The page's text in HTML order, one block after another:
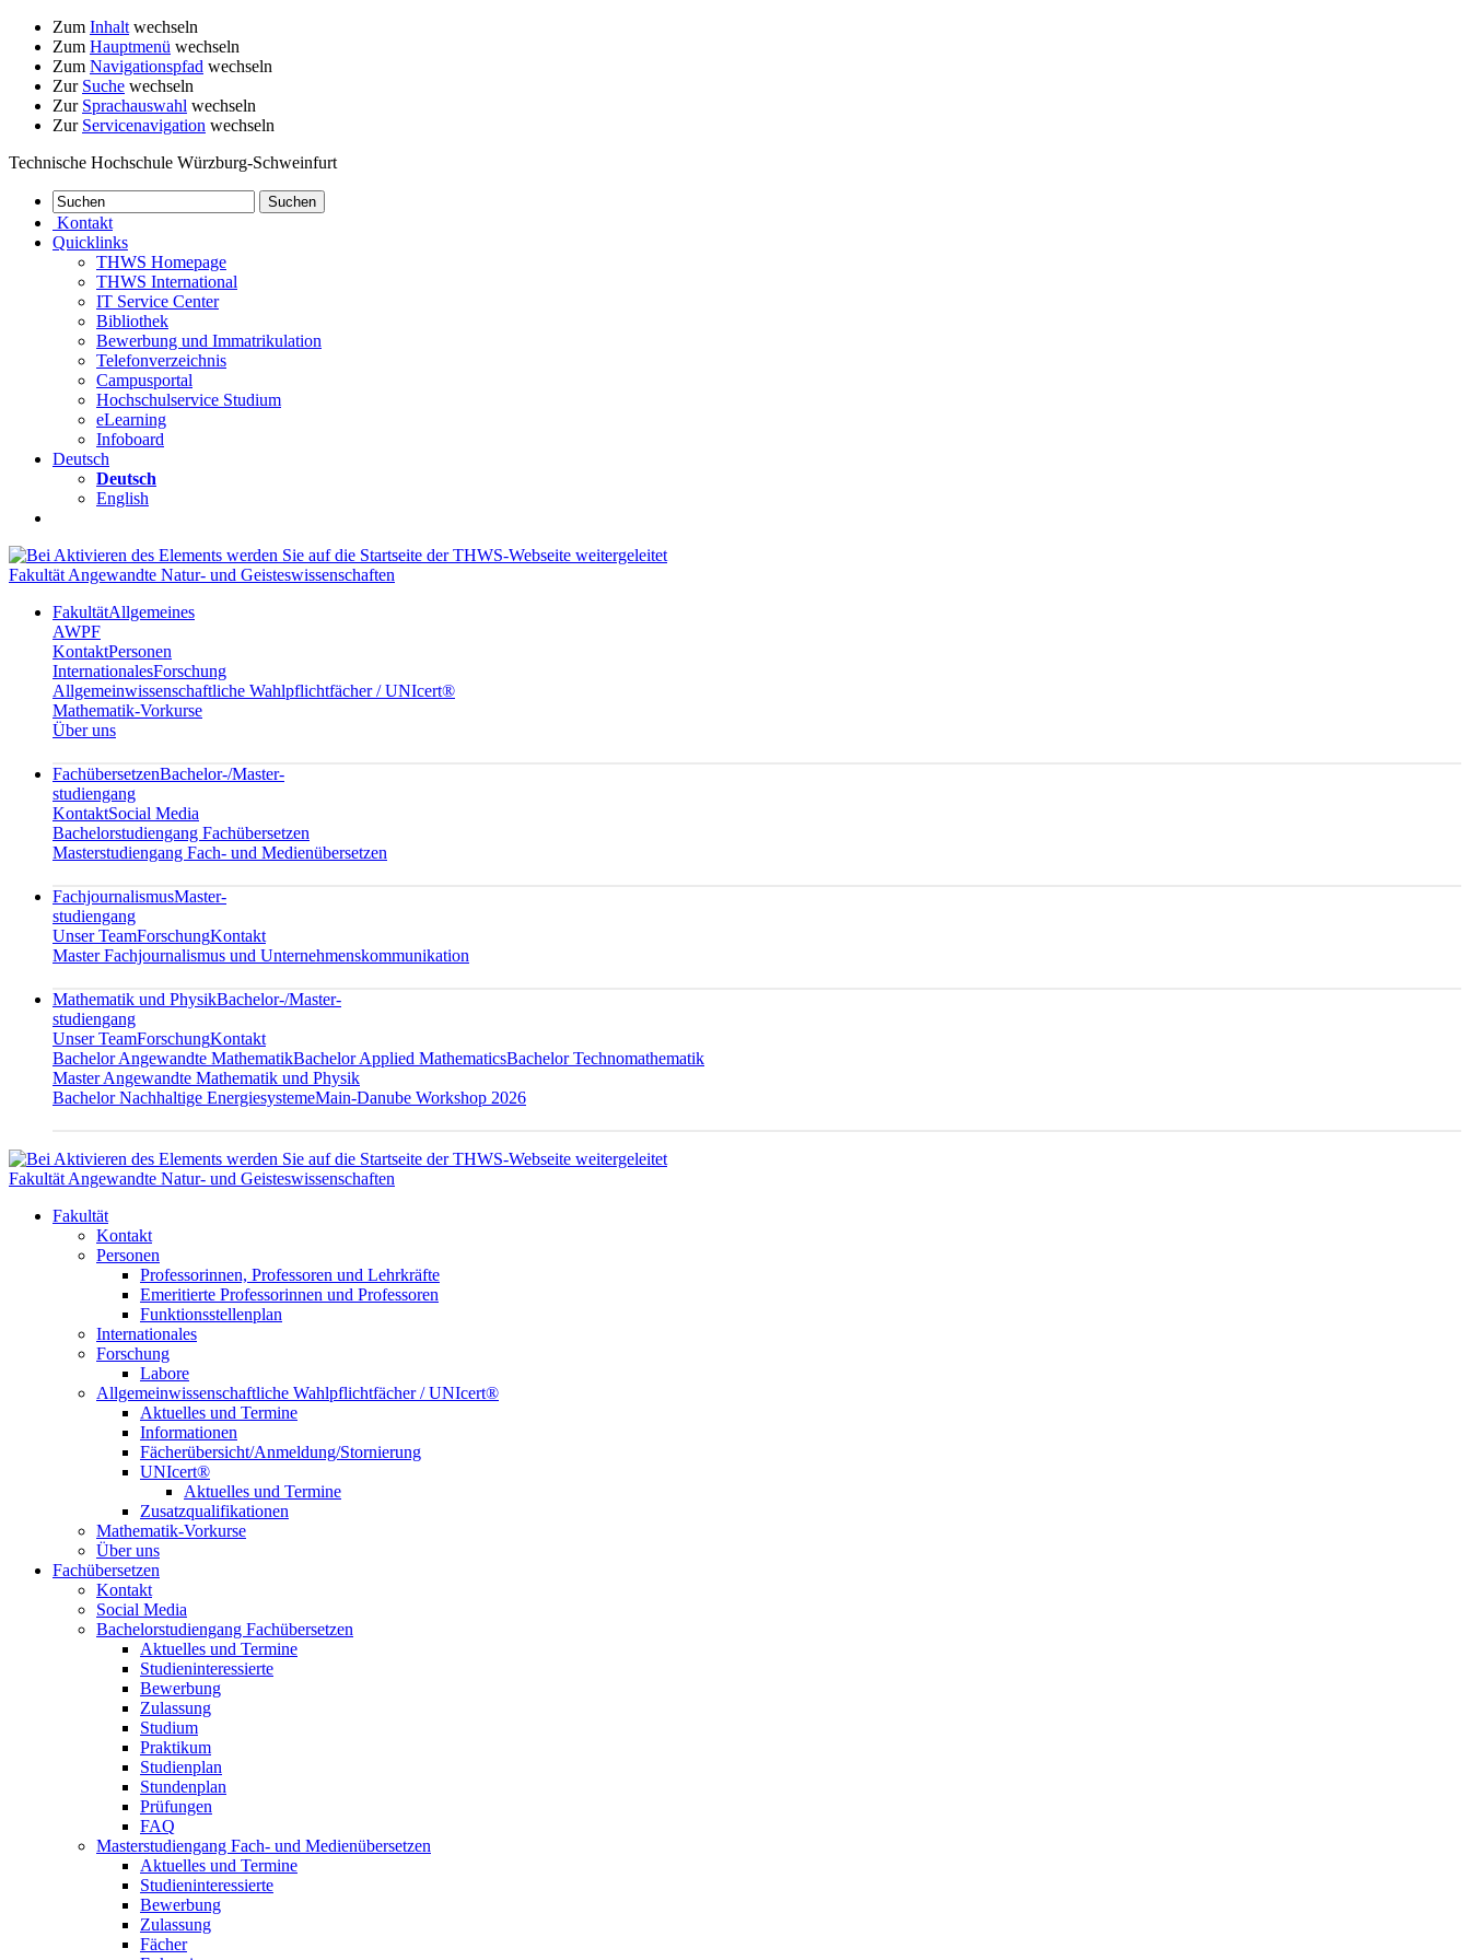
Zum Inhalt wechseln
Zum Hauptmenü wechseln
Zum Navigationspfad wechseln
Zur Suche wechseln
Zur Sprachauswahl wechseln
Zur Servicenavigation wechseln
Technische Hochschule Würzburg-Schweinfurt
Kontakt
Quicklinks
THWS Homepage
THWS International
IT Service Center
Bibliothek
Bewerbung und Immatrikulation
Telefonverzeichnis
Campusportal
Hochschulservice Studium
eLearning
Infoboard
Deutsch
Deutsch
English
Fakultät Angewandte Natur- und Geisteswissenschaften
FakultätAllgemeines
AWPF
KontaktPersonen
InternationalesForschung
Allgemeinwissenschaftliche Wahlpflichtfächer / UNIcert®
Mathematik-Vorkurse
Über uns
FachübersetzenBachelor-/Master-
studiengang
KontaktSocial Media
Bachelorstudiengang Fachübersetzen
Masterstudiengang Fach- und Medienübersetzen
FachjournalismusMaster-
studiengang
Unser TeamForschungKontakt
Master Fachjournalismus und Unternehmenskommunikation
Mathematik und PhysikBachelor-/Master-
studiengang
Unser TeamForschungKontakt
Bachelor Angewandte MathematikBachelor Applied MathematicsBachelor Technomathematik
Master Angewandte Mathematik und Physik
Bachelor Nachhaltige EnergiesystemeMain-Danube Workshop 2026
Fakultät Angewandte Natur- und Geisteswissenschaften
Fakultät
Kontakt
Personen
Professorinnen, Professoren und Lehrkräfte
Emeritierte Professorinnen und Professoren
Funktionsstellenplan
Internationales
Forschung
Labore
Allgemeinwissenschaftliche Wahlpflichtfächer / UNIcert®
Aktuelles und Termine
Informationen
Fächerübersicht/Anmeldung/Stornierung
UNIcert®
Aktuelles und Termine
Zusatzqualifikationen
Mathematik-Vorkurse
Über uns
Fachübersetzen
Kontakt
Social Media
Bachelorstudiengang Fachübersetzen
Aktuelles und Termine
Studieninteressierte
Bewerbung
Zulassung
Studium
Praktikum
Studienplan
Stundenplan
Prüfungen
FAQ
Masterstudiengang Fach- und Medienübersetzen
Aktuelles und Termine
Studieninteressierte
Bewerbung
Zulassung
Fächer